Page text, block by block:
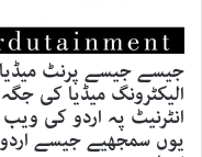
جیسے جیسے پرنٹ میڈیا
الیکٹرونگ میڈیا کی
انٹرنیٹ پہ اردو کی
یوں سمجھیے جیسے